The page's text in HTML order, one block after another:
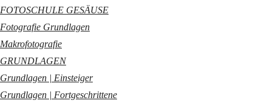
FOTOSCHULE GESÄUSE
Fotografie Grundlagen
Makrofotografie
GRUNDLAGEN
Grundlagen | Einsteiger
Grundlagen | Fortgeschrittene